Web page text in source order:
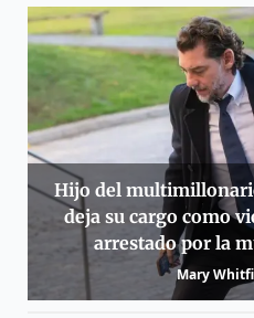
Hijo del
deja su cargo como
arrestado por la
Mary